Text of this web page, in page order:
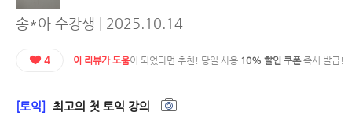
송*아 수강생 | 2025.10.14
4 이 리뷰가 도움이 되었다면 추천! 당일 사용 10% 할인 쿠폰즉시 발급!
[토익] 최고의 첫 토익 강의